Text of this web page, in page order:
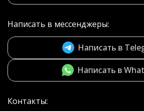
Написать в мессенджеры:
Написать в
Написать в
Контакты: